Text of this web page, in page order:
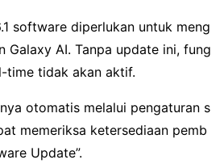
software diperlukan untuk meng
Galaxy AI. Tanpa update ini, fung
time tidak akan aktif.
otomatis melalui pengaturan s
memeriksa ketersediaan pemb
Update”.